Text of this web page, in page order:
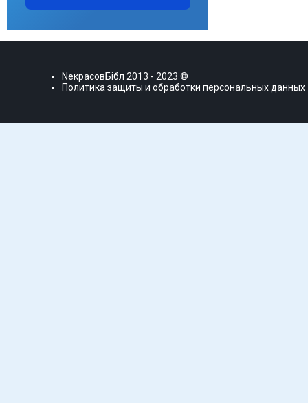
NекрасовБiбл 2013 - 2023 ©
Политика защиты и обработки персональных данных